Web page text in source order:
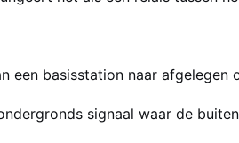
een basisstation naar afgelegen
signaal waar de